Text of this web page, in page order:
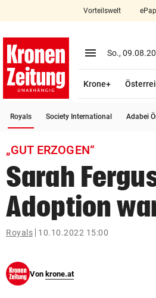
account_circle Anmelden
pin_drop
search
Suchbegriff
eingeben
© Krone Multimedia GmbH & Co KG
Vorteilswelt
menu Menü
So.,
Krone+
Royals Society International Adabei
„GUT ERZOGEN“
Sarah
Adoption
Royals 10.10.2022 15:00
Von krone.at